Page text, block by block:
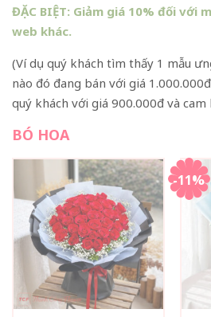
ĐẶC BIỆT: Giảm giá 10% đối với
web khác.
(Ví dụ quý khách tìm thấy 1 mẫu
nào đó đang bán với giá
quý khách với giá 900.000đ và
BÓ HOA
-11%